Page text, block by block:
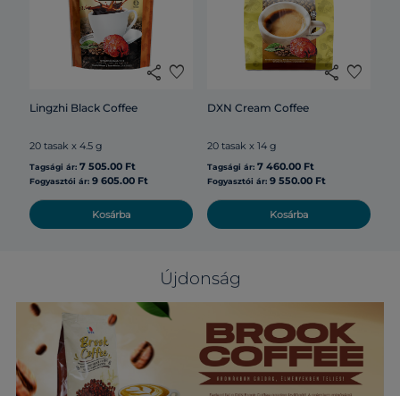
share favorite
Lingzhi Black Coffee
20 tasak x 4.5 g
Tagsági ár:7 505.00 Ft
Fogyasztói ár:9 605.00 Ft
Kosárba
share favorite
DXN Cream Coffee
20 tasak x 14 g
Tagsági ár: 7 460.00 Ft
Fogyasztói ár: 9 550.00 Ft
Kosárba
Újdonság